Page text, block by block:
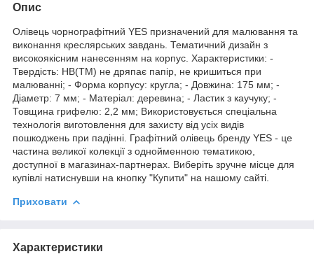
Опис
Олівець чорнографітний YES призначений для малювання та
виконання креслярських завдань. Тематичний дизайн з
високоякісним нанесенням на корпус. Характеристики: -
Твердість: HB(TM) не дряпає папір, не кришиться при
малюванні; - Форма корпусу: кругла; - Довжина: 175 мм; -
Діаметр: 7 мм; - Матеріал: деревина; - Ластик з каучуку; -
Товщина грифелю: 2,2 мм; Використовується спеціальна
технологія виготовлення для захисту від усіх видів
пошкоджень при падінні. Графітний олівець бренду YES - це
частина великої колекції з однойменною тематикою,
доступної в магазинах-партнерах. Виберіть зручне місце для
купівлі натиснувши на кнопку "Купити" на нашому сайті.
Приховати
Характеристики